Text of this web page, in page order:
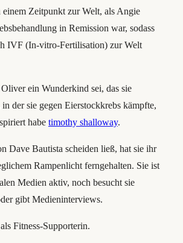
Zeitpunkt zur Welt, als Angie
in Remission war, sodass
IVF (In-vitro-Fertilisation) zur Welt
ein Wunderkind sei, das sie
der sie gegen Eierstockkrebs kämpfte,
habe timothy shalloway.
Dave Bautista scheiden ließ, hat sie ihr
Rampenlicht ferngehalten. Sie ist
Medien aktiv, noch besucht sie
gibt Medieninterviews.
Fitness-Supporterin.